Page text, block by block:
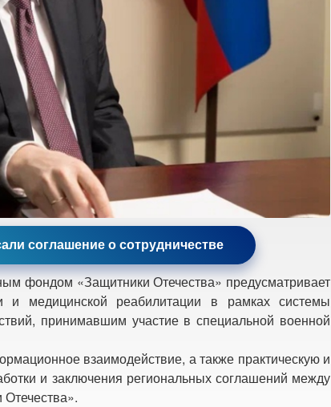
соглашение о сотрудничестве
фондом «Защитники Отечества» предусматривает
и медицинской реабилитации в рамках системы
принимавшим участие в специальной военной
взаимодействие, а также практическую и
и заключения региональных соглашений между